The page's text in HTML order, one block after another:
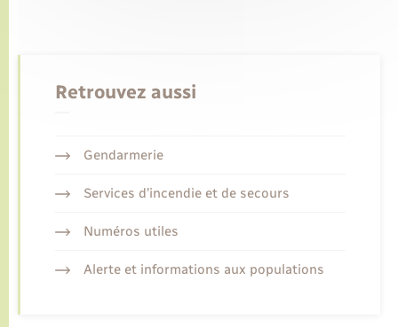
Retrouvez aussi
Gendarmerie
Services d’incendie et de secours
Numéros utiles
Alerte et informations aux populations